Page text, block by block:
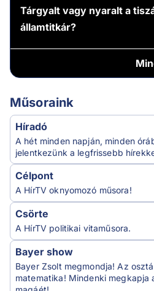
Tárgyalt vagy nyaralt a
államtitkár?
Műsoraink
Híradó
A hét minden napján, minden
jelentkezünk a legfrissebb
Célpont
A HírTV oknyomozó műsora!
Csörte
A HírTV politikai vitaműsora.
Bayer show
Bayer Zsolt megmondja! Az
matematika! Mindenki megkapja